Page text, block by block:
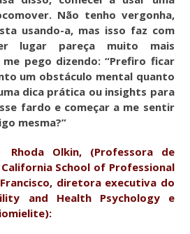
Não tenho vergonha,
usando-a, mas isso faz com
lugar pareça muito mais
pego dizendo: “Prefiro ficar
um obstáculo mental quanto
dica prática ou insights para
fardo e começar a me sentir
mesma?”
Olkin, (Professora de
School of Professional
diretora executiva do
and Health Psychology e